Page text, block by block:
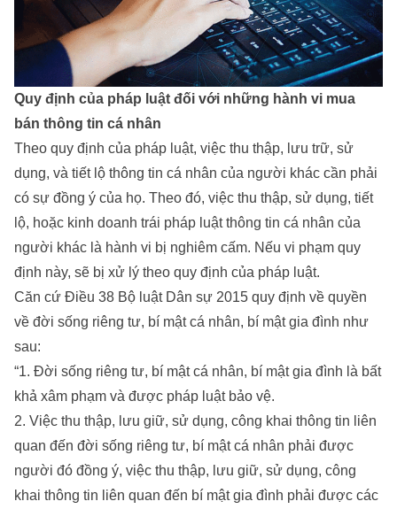
Quy định của pháp luật đối với những hành vi mua
bán thông tin cá nhân
Theo quy định của pháp luật, việc thu thập, lưu trữ, sử
dụng, và tiết lộ thông tin cá nhân của người khác cần phải
có sự đồng ý của họ. Theo đó, việc thu thập, sử dụng, tiết
lộ, hoặc kinh doanh trái pháp luật thông tin cá nhân của
người khác là hành vi bị nghiêm cấm. Nếu vi phạm quy
định này, sẽ bị xử lý theo quy định của pháp luật.
Căn cứ Điều 38 Bộ luật Dân sự 2015 quy định về quyền
về đời sống riêng tư, bí mật cá nhân, bí mật gia đình như
sau:
“1. Đời sống riêng tư, bí mật cá nhân, bí mật gia đình là bất
khả xâm phạm và được pháp luật bảo vệ.
2. Việc thu thập, lưu giữ, sử dụng, công khai thông tin liên
quan đến đời sống riêng tư, bí mật cá nhân phải được
người đó đồng ý, việc thu thập, lưu giữ, sử dụng, công
khai thông tin liên quan đến bí mật gia đình phải được các